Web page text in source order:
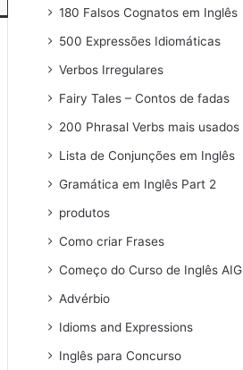
180 Falsos Cognatos em Inglês
500 Expressões Idiomáticas
Verbos Irregulares
Fairy Tales – Contos de fadas
200 Phrasal Verbs mais usados
Lista de Conjunções em Inglês
Gramática em Inglês Part 2
produtos
Como criar Frases
Começo do Curso de Inglês AIG
Advérbio
Idioms and Expressions
Inglês para Concurso